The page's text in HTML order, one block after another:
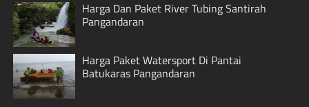
Harga Dan Paket River Tubing Santirah
Pangandaran
Harga Paket Watersport Di Pantai
Batukaras Pangandaran